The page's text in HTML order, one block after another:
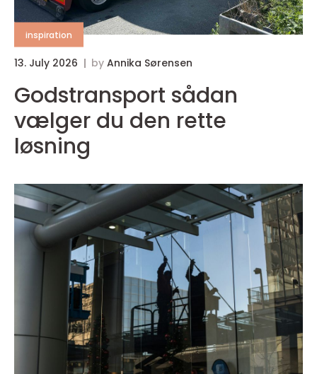
inspiration
13. July 2026 by Annika Sørensen
Godstransport sådan
vælger du den rette
løsning